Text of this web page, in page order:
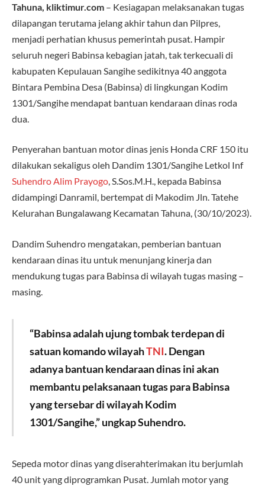
Tahuna, kliktimur.com – Kesiagapan melaksanakan tugas
dilapangan terutama jelang akhir tahun dan Pilpres,
menjadi perhatian khusus pemerintah pusat. Hampir
seluruh negeri Babinsa kebagian jatah, tak terkecuali di
kabupaten Kepulauan Sangihe sedikitnya 40 anggota
Bintara Pembina Desa (Babinsa) di lingkungan Kodim
1301/Sangihe mendapat bantuan kendaraan dinas roda
dua.
Penyerahan bantuan motor dinas jenis Honda CRF 150 itu
dilakukan sekaligus oleh Dandim 1301/Sangihe Letkol Inf
Suhendro Alim Prayogo, S.Sos.M.H., kepada Babinsa
didampingi Danramil, bertempat di Makodim Jln. Tatehe
Kelurahan Bungalawang Kecamatan Tahuna, (30/10/2023).
Dandim Suhendro mengatakan, pemberian bantuan
kendaraan dinas itu untuk menunjang kinerja dan
mendukung tugas para Babinsa di wilayah tugas masing –
masing.
“Babinsa adalah ujung tombak terdepan di
satuan komando wilayahTNI. Dengan
adanya bantuan kendaraan dinas ini akan
membantu pelaksanaan tugas para Babinsa
yang tersebar di wilayah Kodim
1301/Sangihe,” ungkap Suhendro.
Sepeda motor dinas yang diserahterimakan itu berjumlah
40 unit yang diprogramkan Pusat. Jumlah motor yang